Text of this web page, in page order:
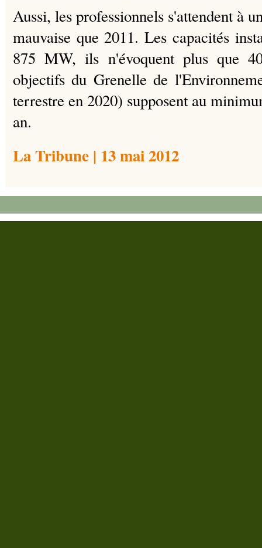
Aussi, les professionnels s'attendent à
mauvaise que 2011. Les capacités
875 MW, ils n'évoquent plus que
objectifs du Grenelle de
terrestre en 2020) supposent au
an.
La Tribune | 13 mai 2012